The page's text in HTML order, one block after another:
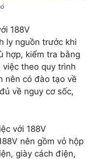
188V
ly nguồn trước khi
hợp, kiểm tra bằng
theo quy trình
nên có đào tạo về
về nguy cơ sốc,
với 188V
nên gồm vỏ hộp
giày cách điện,